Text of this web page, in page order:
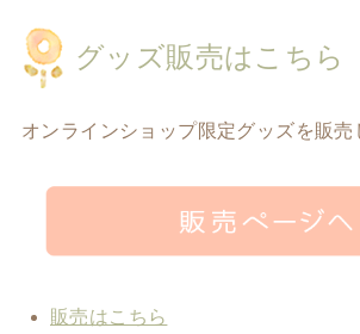
グッズ販売はこちら
オンラインショップ限定グッズを販売
販売はこちら